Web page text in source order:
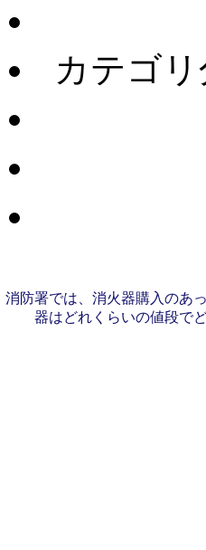
カテゴ
消防署では、消火器購入のあ
器はどれくらいの値段で